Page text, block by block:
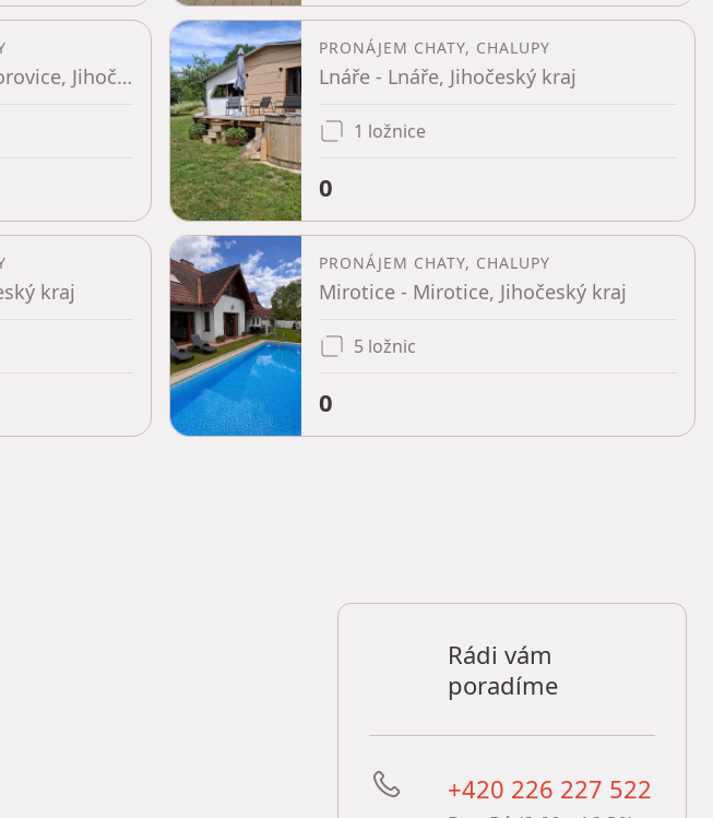
Třebohostice - Zadní Zborovice, Jihočeský kraj
PRONÁJEM CHATY, CHALUPY
Lnáře - Lnáře, Jihočeský kraj
1 ložnice
0
kraj
PRONÁJEM CHATY, CHALUPY
Mirotice - Mirotice, Jihočeský kraj
5 ložnic
0
Rádi vám
poradíme
+420 226 227 522